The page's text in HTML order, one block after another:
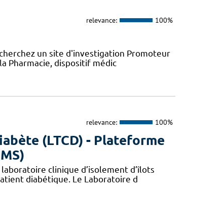
relevance: 100%
un site d'investigation Promoteur
Pharmacie, dispositif médic
relevance: 100%
(LTCD) - Plateforme
clinique d’isolement d’îlots
diabétique. Le Laboratoire d